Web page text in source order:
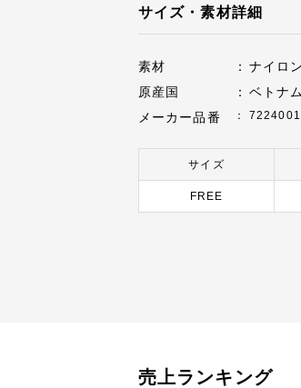
サイズ・素材詳細
素材
ナイロ
原産国
ベトナム
メーカー品番
7224001
サイズ
FREE
売上ランキング